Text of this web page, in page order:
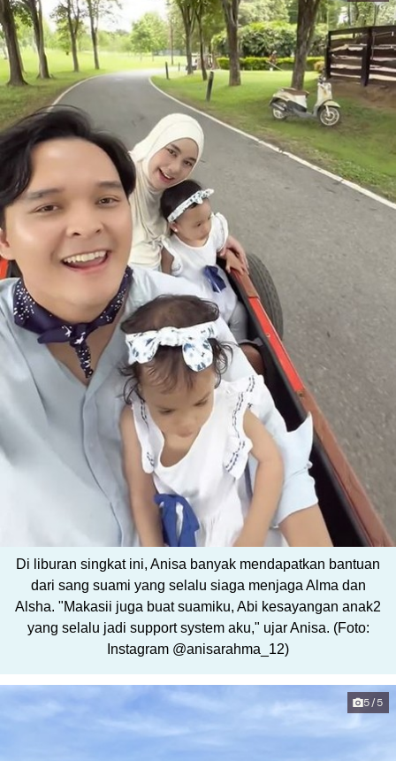
Di liburan singkat ini, Anisa banyak mendapatkan bantuan
dari sang suami yang selalu siaga menjaga Alma dan
Alsha. "Makasii juga buat suamiku, Abi kesayangan anak2
yang selalu jadi support system aku," ujar Anisa. (Foto:
Instagram @anisarahma_12)
5/5